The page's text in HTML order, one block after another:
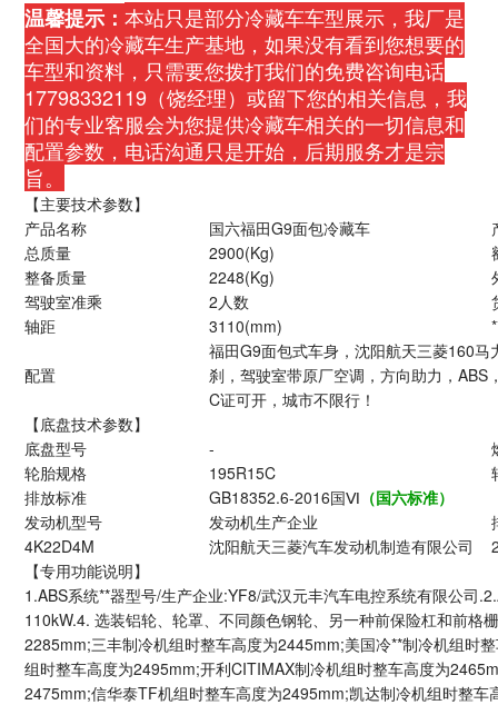
温馨提示：本站只是部分冷藏车车型展示，我厂是
全国大的冷藏车生产基地，如果没有看到您想要的
车型和资料，只需要您拨打我们的免费咨询电话
17798332119（饶经理）或留下您的相关信息，我
们的专业客服会为您提供冷藏车相关的一切信息和
配置参数，电话沟通只是开始，后期服务才是宗
旨。
【主要技术参数】
产品名称
国六福田G9面包冷藏车
总质量
2900(Kg)
整备质量
2248(Kg)
驾驶室准乘
2人数
轴距
3110(mm)
配置
福田G9面包式车身，沈阳航天三菱160
刹，驾驶室带原厂空调，方向助力，
C证可开，城市不限行！
【底盘技术参数】
底盘型号
-
轮胎规格
195R15C
排放标准
GB18352.6-2016国Ⅵ （国六标准）
发动机型号
发动机生产企业
4K22D4M
沈阳航天三菱汽车发动机制造有限公司
【专用功能说明】
1.ABS系统**器型号/生产企业:YF8/武汉元丰汽车电控系统有限公司
110kW.4. 选装铝轮、轮罩、不同颜色钢轮、另一种前保险杠和前
2285mm;三丰制冷机组时整车高度为2445mm;美国冷**制冷机组时
组时整车高度为2495mm;开利CITIMAX制冷机组时整车高度为
2475mm;信华泰TF机组时整车高度为2495mm;凯达制冷机组时整